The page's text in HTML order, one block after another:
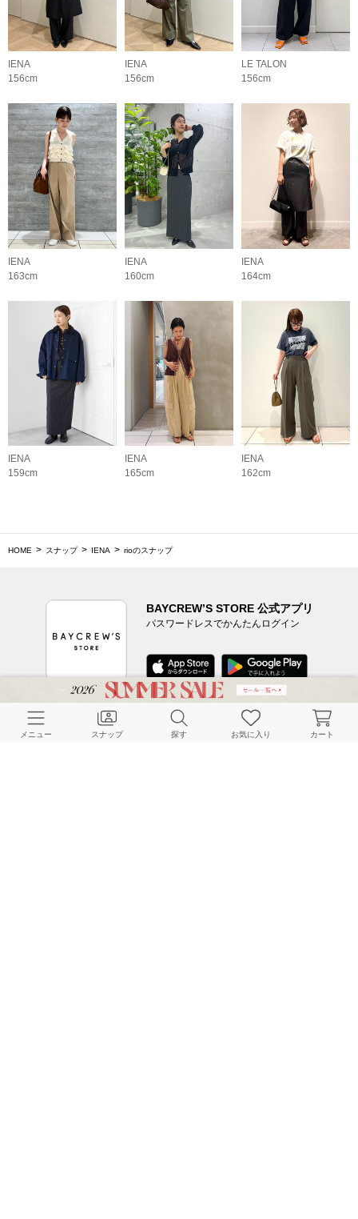
IENA
156cm
IENA
156cm
LE TALON
156cm
IENA
163cm
IENA
160cm
IENA
164cm
IENA
159cm
IENA
165cm
IENA
162cm
HOME スナップ IENA rioのスナップ
BAYCREW’S STORE 公式アプリ
パスワードレスでかんたんログイン
CUSTOMER SERVICE
メニュー スナップ 探す お気に入り カート